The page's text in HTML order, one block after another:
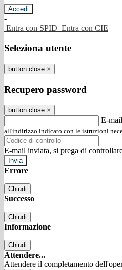
-
Entra con SPID Entra con CIE
Seleziona utente
button close ×
Recupero password
button close ×
E-mail
all'indirizzo indicato con le istruzioni
E-mail inviata, si prega di
Errore
Chiudi
Successo
Chiudi
Informazione
Chiudi
Attendere...
Attendere il completamento